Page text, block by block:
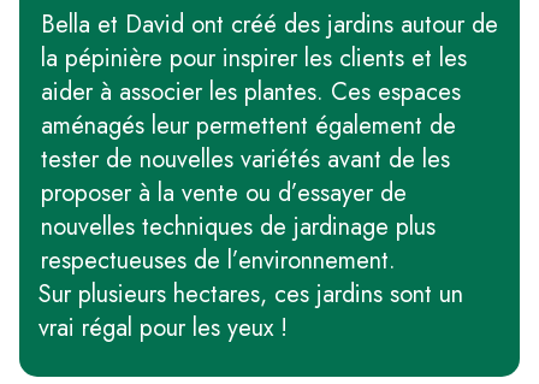
Bella et David ont créé des jardins autour de
la pépinière pour inspirer les clients et les
aider à associer les plantes. Ces espaces
aménagés leur permettent également de
tester de nouvelles variétés avant de les
proposer à la vente ou d’essayer de
nouvelles techniques de jardinage plus
respectueuses de l’environnement.
Sur plusieurs hectares, ces jardins sont un
vrai régal pour les yeux !